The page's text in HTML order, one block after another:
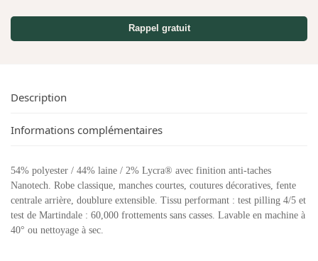
Rappel gratuit
Description
Informations complémentaires
54% polyester / 44% laine / 2% Lycra® avec finition anti-taches
Nanotech. Robe classique, manches courtes, coutures décoratives, fente
centrale arrière, doublure extensible. Tissu performant : test pilling 4/5 et
test de Martindale : 60,000 frottements sans casses. Lavable en machine à
40° ou nettoyage à sec.